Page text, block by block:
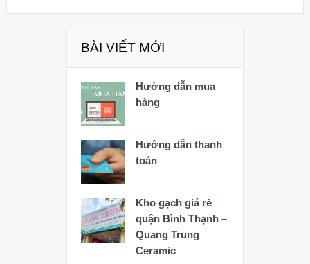
BÀI VIẾT MỚI
Hướng dẫn mua
hàng
Hướng dẫn thanh
toán
Kho gạch giá rẻ
quận Bình Thạnh –
Quang Trung
Ceramic